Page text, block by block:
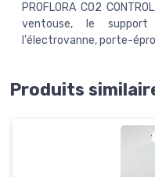
PROFLORA CO2
ventouse, le
l'électrovanne, porte-
Produits